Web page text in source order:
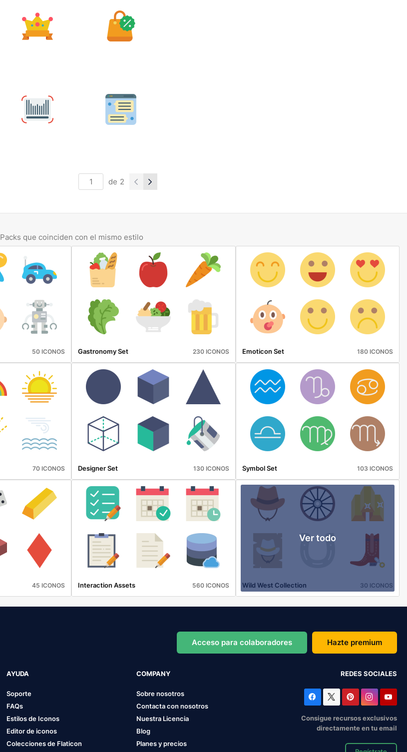
de 2
Packs que coinciden con el mismo estilo
50 ICONOS Gastronomy Set 230 ICONOS Emoticon Set 180 ICONOS
70 ICONOS Designer Set 130 ICONOS Symbol Set 103 ICONOS
45 ICONOS Interaction Assets 560 ICONOS
Ver todo
Wild West Collection 30 ICONOS
Acceso para colaboradores Hazte premium
AYUDA
Soporte
FAQs
Estilos de Iconos
Editor de iconos
Colecciones de Flaticon
COMPANY
Sobre nosotros
Contacta con nosotros
Nuestra Licencia
Blog
Planes y precios
REDES SOCIALES
Consigue recursos exclusivos
directamente en tu email